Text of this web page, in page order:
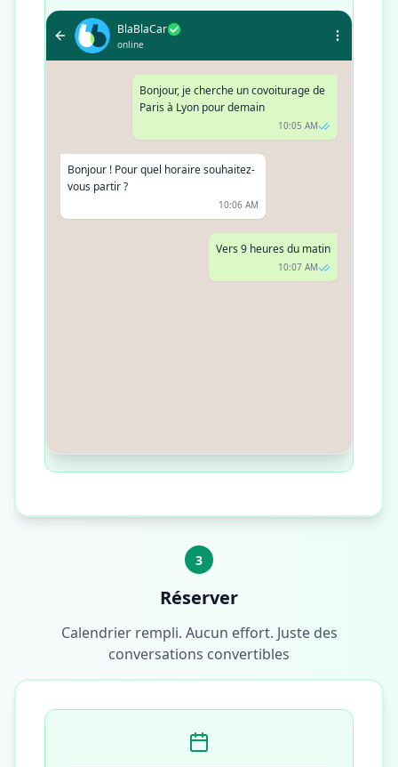
BlaBlaCar
online
Bonjour, je cherche un covoiturage de
Paris à Lyon pour demain
10:05 AM
Bonjour ! Pour quel horaire souhaitez-
vous partir ?
10:06 AM
Vers 9 heures du matin
10:07 AM
3
Réserver
Calendrier rempli. Aucun effort. Juste des
conversations convertibles